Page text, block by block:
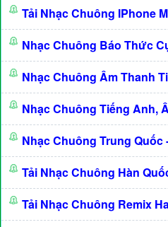
Tải Nhạc Chuông IPhone
Nhạc Chuông Báo Thức
Nhạc Chuông Âm Thanh
Nhạc Chuông Tiếng Anh,
Nhạc Chuông Trung Quốc
Tải Nhạc Chuông Hàn
Tải Nhạc Chuông Remix